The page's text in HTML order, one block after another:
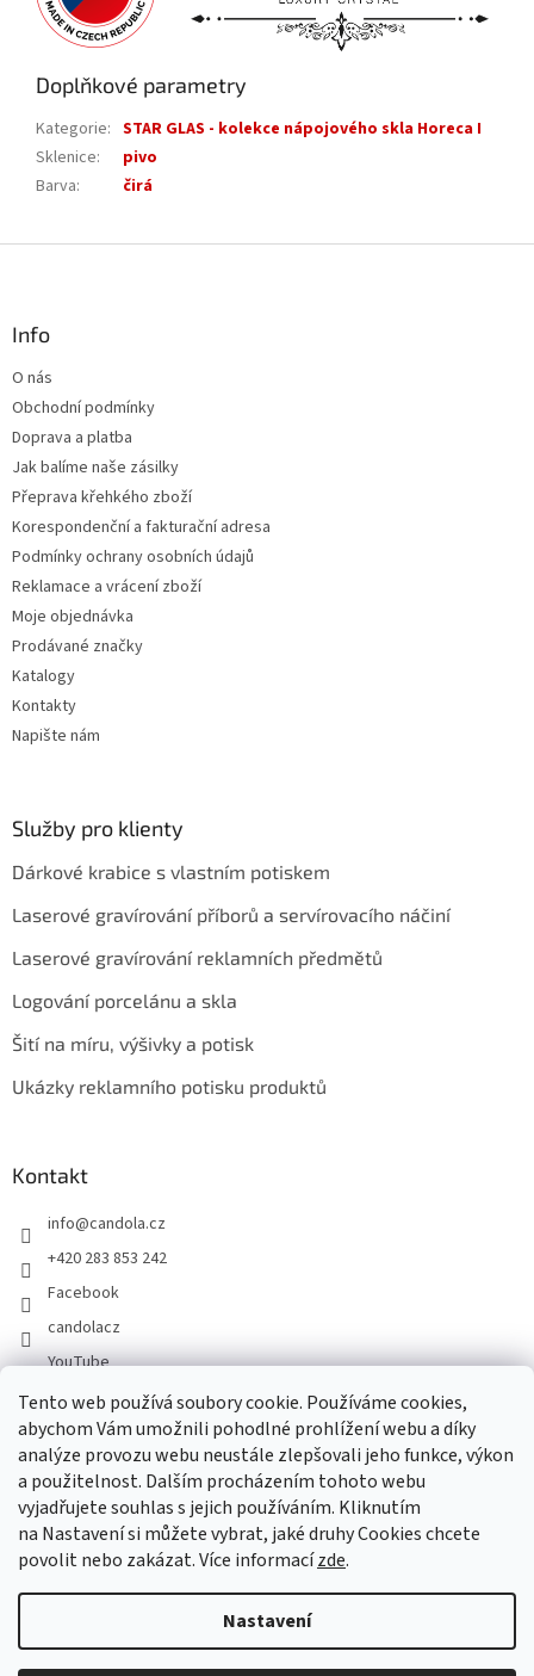
Tento web používá soubory cookie. Používáme cookies,
abychom Vám umožnili pohodlné prohlížení webu a díky
analýze provozu webu neustále zlepšovali jeho funkce, výkon
a použitelnost. Dalším procházením tohoto webu
vyjadřujete souhlas s jejich používáním. Kliknutím
na Nastavení si můžete vybrat, jaké druhy Cookies chcete
povolit nebo zakázat. Více informacízde.
Nastavení
Doplňkové parametry
Kategorie: STAR GLAS - kolekce nápojového skla Horeca I
Sklenice:
pivo
Barva: čirá
Info
O nás
Obchodní podmínky
Doprava a platba
Jak balíme naše zásilky
Přeprava křehkého zboží
Korespondenční a fakturační adresa
Podmínky ochrany osobních údajů
Reklamace a vrácení zboží
Moje objednávka
Prodávané značky
Katalogy
Kontakty
Napište nám
Služby pro klienty
Dárkové krabice s vlastním potiskem
Laserové gravírování příborů a servírovacího náčiní
Laserové gravírování reklamních předmětů
Logování porcelánu a skla
Šití na míru, výšivky a potisk
Ukázky reklamního potisku produktů
Kontakt
info@candola.cz
+420 283 853 242
Facebook
candolacz
YouTube
Přijímáme online platby